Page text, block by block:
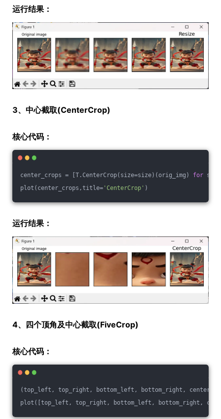
运行结果：
3、中心截取(CenterCrop)
核心代码：
center_crops = [T.CenterCrop(size=size)(orig_img) for
plot(center_crops,title= 'CenterCrop' )
运行结果：
4、四个顶角及中心截取(FiveCrop)
核心代码：
(top_left, top_right, bottom_left, bottom_right, center) =
plot([top_left, top_right, bottom_left, bottom_right,